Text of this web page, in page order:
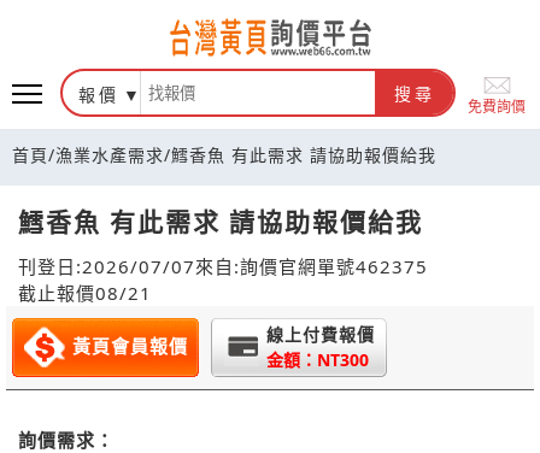
報價 搜尋
免費詢價
首頁/漁業水產需求/鱈香魚 有此需求 請協助報價給我
鱈香魚 有此需求 請協助報價給我
刊登日:2026/07/07來自:詢價官網單號462375
截止報價08/21
黃頁會員報價
線上付費報價
金額：NT300
詢價需求：